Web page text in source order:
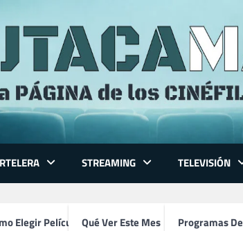
Elegir Película
STREAMING
Qué Ver Este Mes
TELEVISIÓN
Programas